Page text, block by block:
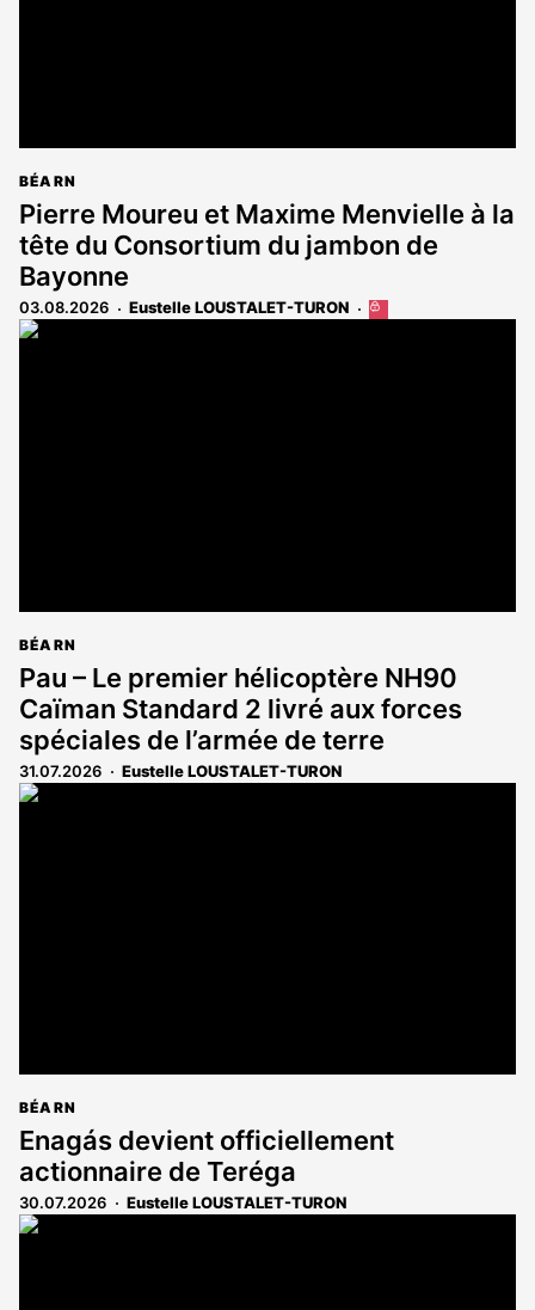
BÉARN
Pierre Moureu et Maxime Menvielle à la
tête du Consortium du jambon de
Bayonne
03.08.2026 Eustelle LOUSTALET-TURON
Cet
BÉARN
Pau – Le premier hélicoptère NH90
Caïman Standard 2 livré aux forces
spéciales de l’armée de terre
31.07.2026 Eustelle LOUSTALET-TURON
BÉARN
Enagás devient officiellement
actionnaire de Teréga
30.07.2026 Eustelle LOUSTALET-TURON